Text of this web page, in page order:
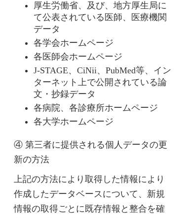
厚生労働省、及び、地方厚生局に
て公表されている医師、医療機関
データ
各学会ホームページ
各医師会ホームページ
J-STAGE、CiNii、PubMed等、イン
ターネット上で公開されている論
文・抄録データ
各病院、各診療所ホームページ
各大学ホームページ
④ 第三者に提供される個人データの更
新の方法
上記の方法により取得した情報により
作成したデータベースについて、新規
情報の取得ごとに既存情報と整合を確